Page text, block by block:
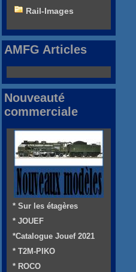
Rail-Images
AMFG Articles
Nouveauté
commerciale
* Sur les étagères
* JOUEF
*Catalogue Jouef 2021
* T2M-PIKO
* ROCO